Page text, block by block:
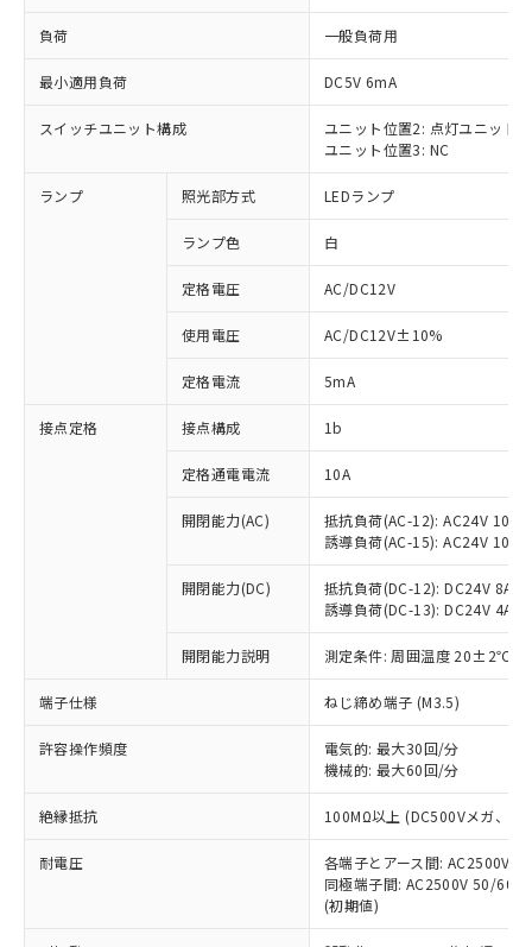
負荷 一般負荷用
最小適用負荷 DC5V 6mA
スイッチユニット構成
ユニット位置2: 点灯ユニット
ユニット位置3: NC
ランプ 照光部方式 LEDランプ
ランプ色 白
定格電圧 AC/DC12V
使用電圧 AC/DC12V±10%
定格電流 5mA
接点定格 接点構成 1b
定格通電電流 10A
開閉能力(AC)
抵抗負荷(AC-12): AC24V 10A/
誘導負荷(AC-15): AC24V
開閉能力(DC)
抵抗負荷(DC-12): DC24V 8A/
誘導負荷(DC-13): DC24V 4A/
開閉能力説明 測定条件: 周囲温度 20±2℃、
端子仕様 ねじ締め端子 (M3.5)
許容操作頻度
電気的: 最大30回/分
機械的: 最大60回/分
絶縁抵抗 100MΩ以上 (DC500Vメガ、点
耐電圧
各端子とアース間: AC2500V
同極端子間: AC2500V 50/
(初期値)
ご利用条件
以下の条件をお読みいただき、同意のうえ
ご利用ください。
本サービスは、当社制御機器事業取扱
商品の当社在庫状況および標準価格
(税抜)を提供させていただくもので
当社制御機器事業取扱商品の中には、
本サービスの対象外となる商品もある
ことをご了承ください。
在庫状況および標準価格照会結果は、
記載している更新日時点での社内デー
タに基づき作成されるものであり、閲
覧された時点での実際の在庫および標
準価格とは異なる場合があることをご
※1 対応状況
対応済み：EU RoHS指令（10物質）の
非含有に対応した製品が提供可能な商品で
対応予定：EU RoHS指令（10物質）の非含
有に対応した製品に切り替える予定のある
対応予定なし：EU RoHS指令（10物質）の
非含有に非対応の商品で、対応品を出す予
定はありません。
調査・確認中：EU RoHS指令（10物質）の
非含有の対応状況を調査中または確認中の
非該当品：ライセンス料など無形物で、有
害物質有無と関係のない商品です。
仕入先様の事情により、非含有部品として
いたものが、含有品と判明した場合などや
むを得ず変更することがあります。
鉛(Pb) 1000ppm以下、 水銀(Hg) 1000ppm以下、 カド
六価クロム(Cr(Ⅵ)) 1000ppm以下、ポリ臭化ビフェニル
類(PBB) 1000ppm以下、ポリ臭化ジフェニルエーテル類
(PBDE) 1000ppm以下、フタル酸ビス(2-エチルヘキシ
※1 中国RoHS○×表
「○」：最大均質材料含有率が中国RoHSの
基準値以下であることを示します。
「×」：最大均質材料含有率が中国RoHSの
基準値を超えていることを示します。
「－」：未確認です。当社販売部門へお問
い合わせください。
*中国RoHS10物質の基準値 (GB/T26572)：
Pb(鉛) :1000ppm、 Hg(水銀) : 1000ppm、 Cd(カドミウ
Cr(Ⅵ)(六価クロム) : 1000ppm、 PBBs(ポリ臭化ビフェ
当社は、これら貴社製品のうち、外国
為替および外国貿易法に定める商品
（以下｢規制貨物等」という）を輸出
国政府の輸出許可(または役務取引許
可)を取得するなどの必要な手続きを